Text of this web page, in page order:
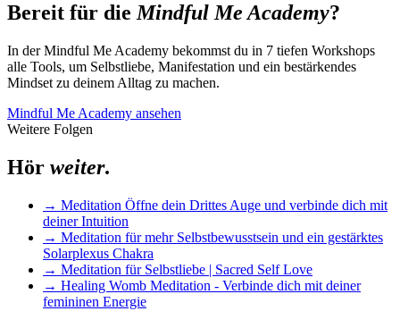
Bereit für dieMindful Me Academy?
In der Mindful Me Academy bekommst du in 7 tiefen Workshops
alle Tools, um Selbstliebe, Manifestation und ein bestärkendes
Mindset zu deinem Alltag zu machen.
Mindful Me Academy ansehen
Weitere Folgen
Hör weiter.
→ Meditation Öffne dein Drittes Auge und verbinde dich mit
deiner Intuition
→ Meditation für mehr Selbstbewusstsein und ein gestärktes
Solarplexus Chakra
→ Meditation für Selbstliebe | Sacred Self Love
→ Healing Womb Meditation - Verbinde dich mit deiner
femininen Energie